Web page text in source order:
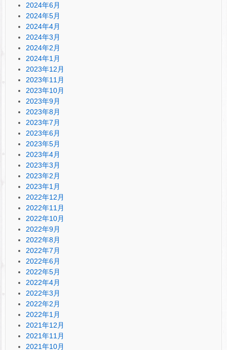
2024年6月
2024年5月
2024年4月
2024年3月
2024年2月
2024年1月
2023年12月
2023年11月
2023年10月
2023年9月
2023年8月
2023年7月
2023年6月
2023年5月
2023年4月
2023年3月
2023年2月
2023年1月
2022年12月
2022年11月
2022年10月
2022年9月
2022年8月
2022年7月
2022年6月
2022年5月
2022年4月
2022年3月
2022年2月
2022年1月
2021年12月
2021年11月
2021年10月